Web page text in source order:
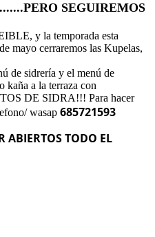
SEGUIREMOS
y la temporada esta
mayo cerraremos las Kupelas,
de sidrería y el menú de
kaña a la terraza con
DE SIDRA!!! Para hacer
wasap 685721593
ABIERTOS TODO EL